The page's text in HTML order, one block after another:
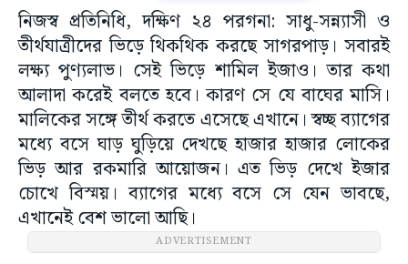
নিজস্ব প্রতিনিধি, দক্ষিণ ২৪ পরগনা: সাধু-সন্ন্যাসী ও
তীর্থযাত্রীদের ভিড়ে থিকথিক করছে সাগরপাড়। সবারই
লক্ষ্য পুণ্যলাভ। সেই ভিড়ে শামিল ইজাও। তার কথা
আলাদা করেই বলতে হবে। কারণ সে যে বাঘের মাসি।
মালিকের সঙ্গে তীর্থ করতে এসেছে এখানে। স্বচ্ছ ব্যাগের
মধ্যে বসে ঘাড় ঘুড়িয়ে দেখছে হাজার হাজার লোকের
ভিড় আর রকমারি আয়োজন। এত ভিড় দেখে ইজার
চোখে বিস্ময়। ব্যাগের মধ্যে বসে সে যেন ভাবছে,
এখানেই বেশ ভালো আছি।
ADVERTISEMENT